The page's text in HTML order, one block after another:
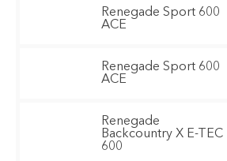
Renegade Sport 600
ACE
Renegade Sport 600
ACE
Renegade
Backcountry X E-TEC
600